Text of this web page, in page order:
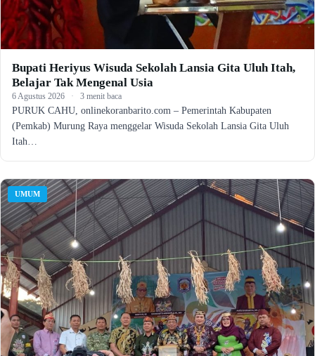
Bupati Heriyus Wisuda Sekolah Lansia Gita Uluh Itah,
Belajar Tak Mengenal Usia
6 Agustus 2026 · 3 menit baca
PURUK CAHU, onlinekoranbarito.com – Pemerintah Kabupaten
(Pemkab) Murung Raya menggelar Wisuda Sekolah Lansia Gita Uluh
Itah…
UMUM